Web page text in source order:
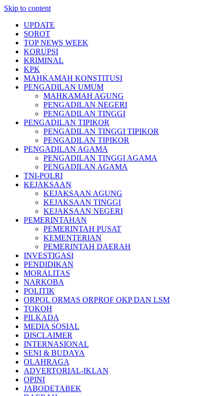
Skip to content
UPDATE
SOROT
TOP NEWS WEEK
KORUPSI
KRIMINAL
KPK
MAHKAMAH KONSTITUSI
PENGADILAN UMUM
MAHKAMAH AGUNG
PENGADILAN NEGERI
PENGADILAN TINGGI
PENGADILAN TIPIKOR
PENGADILAN TINGGI TIPIKOR
PENGADILAN TIPIKOR
PENGADILAN AGAMA
PENGADILAN TINGGI AGAMA
PENGADILAN AGAMA
TNI-POLRI
KEJAKSAAN
KEJAKSAAN AGUNG
KEJAKSAAN TINGGI
KEJAKSAAN NEGERI
PEMERINTAHAN
PEMERINTAH PUSAT
KEMENTERIAN
PEMERINTAH DAERAH
INVESTIGASI
PENDIDIKAN
MORALITAS
NARKOBA
POLITIK
ORPOL ORMAS ORPROF OKP DAN LSM
TOKOH
PILKADA
MEDIA SOSIAL
DISCLAIMER
INTERNASIONAL
SENI & BUDAYA
OLAHRAGA
ADVERTORIAL-IKLAN
OPINI
JABODETABEK